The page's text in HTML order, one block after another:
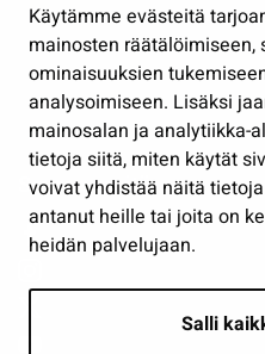
Käytämme evästeitä
mainosten räätälöimiseen,
ominaisuuksien
analysoimiseen. Lisäksi
mainosalan ja analytiikka-
tietoja siitä, miten käytät
voivat yhdistää näitä
antanut heille tai joita on
heidän palvelujaan.
Salli
Työ ja yrittäminen
Osallistu ja asioi
Näytä omat
Seuraa meitä